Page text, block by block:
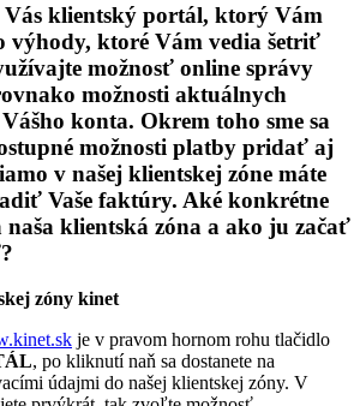
klientský portál, ktorý Vám
výhody, ktoré Vám vedia šetriť
možnosť online správy
možnosti aktuálnych
konta. Okrem toho sme sa
možnosti platby pridať aj
v našej klientskej zóne máte
Vaše faktúry. Aké konkrétne
klientská zóna a ako ju začať
zóny kinet
je v pravom hornom rohu tlačidlo
, po kliknutí naň sa dostanete na
údajmi do našej klientskej zóny. V